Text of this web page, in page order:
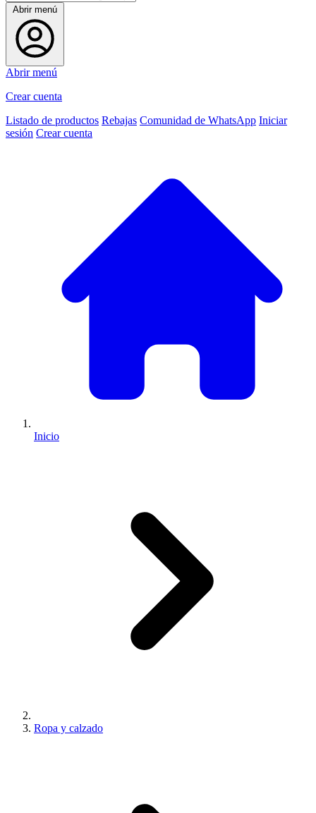
Abrir menú
Abrir menú
Crear cuenta
Listado de productos Rebajas Comunidad de WhatsApp Iniciar
sesión Crear cuenta
Inicio
Ropa y calzado